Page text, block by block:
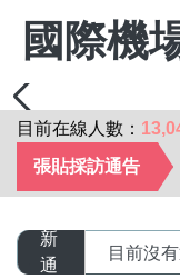
國際機
目前在線人數：
張貼採訪通告
新
通
目前沒有